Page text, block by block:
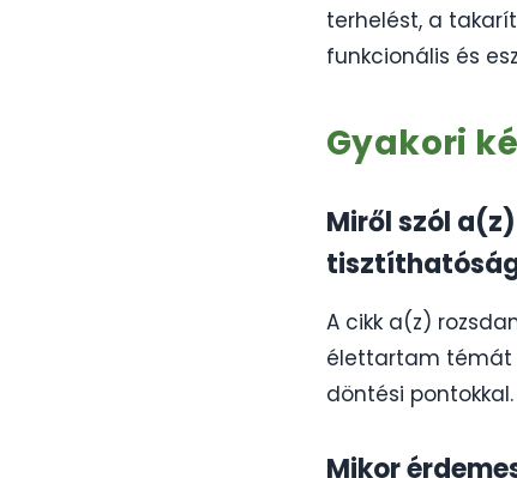
terhelést, a
funkcionális és
Gyakori
Miről szól
A cikk a(z)
élettartam témát
döntési pontokkal.
Mikor